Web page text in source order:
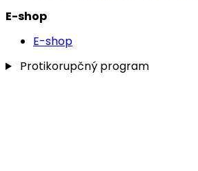
E-shop
E-shop
Protikorupčný program